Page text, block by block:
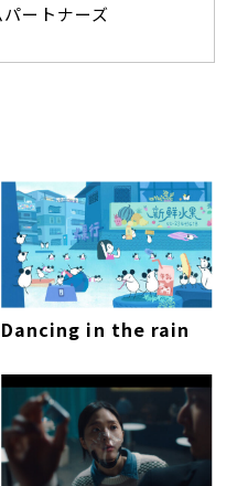
ートナーズ
Dancing in the rain